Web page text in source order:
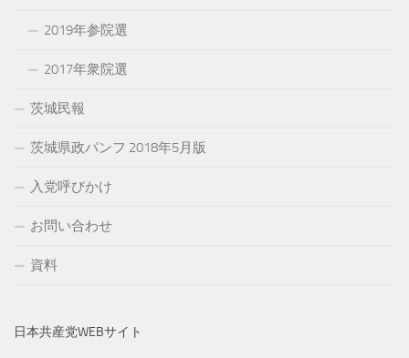
2019年参院選
2017年衆院選
茨城民報
茨城県政パンフ 2018年5月版
入党呼びかけ
お問い合わせ
資料
日本共産党WEBサイト